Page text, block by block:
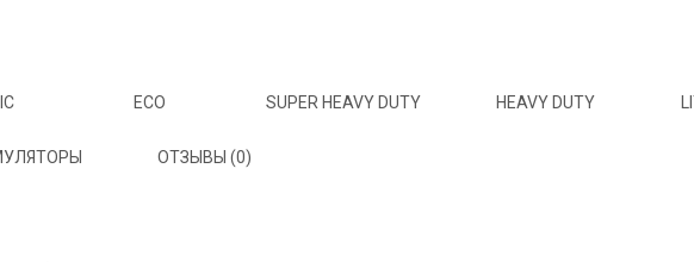
ECO SUPER HEAVY DUTY HEAVY DUTY
ОТЗЫВЫ (0)